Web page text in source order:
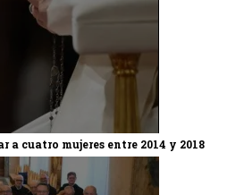
a cuatro mujeres entre 2014 y 2018